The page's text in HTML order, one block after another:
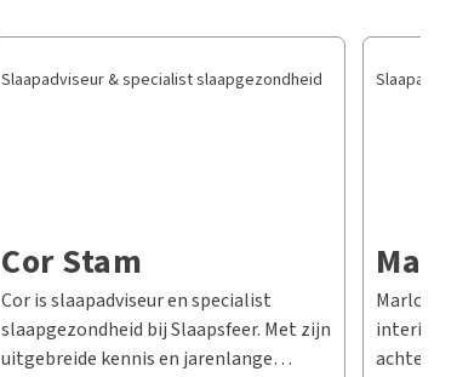
Slaapadviseur & specialist slaapgezondheid
Cor Stam
Cor is slaapadviseur en specialist
slaapgezondheid bij Slaapsfeer. Met zijn
uitgebreide kennis en jarenlange
Marlon